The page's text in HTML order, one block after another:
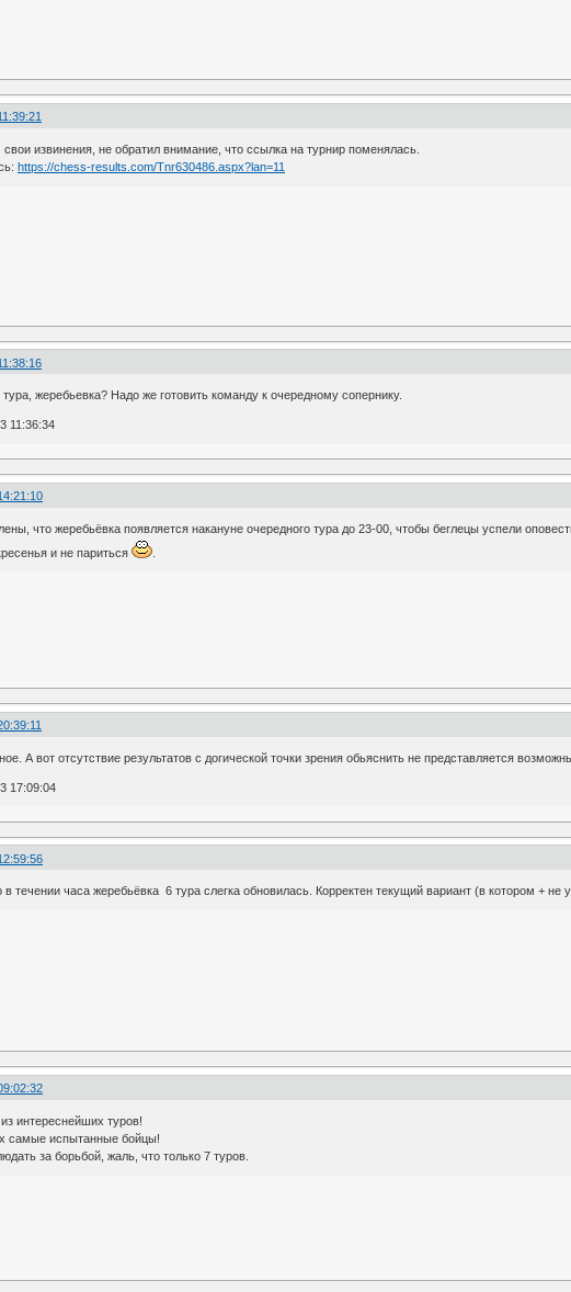
извинения, не обратил внимание, что ссылка на турнир поменялась.
https://chess-results.com/Tnr630486.aspx?lan=11
тура, жеребьевка? Надо же готовить команду к очередному сопернику.
11:36:34
что жеребьёвка появляется накануне очередного тура до 23-00, чтобы беглецы успели
и не париться
А вот отсутствие результатов с догической точки зрения обьяснить не представляется
17:09:04
течении часа жеребьёвка 6 тура слегка обновилась. Корректен текущий вариант (в котором + не
интереснейших туров!
самые испытанные бойцы!
за борьбой, жаль, что только 7 туров.